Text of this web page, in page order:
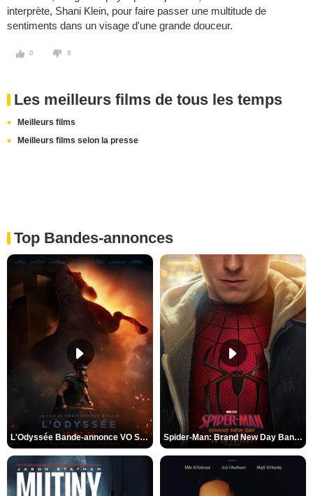
interprète, Shani Klein, pour faire passer une multitude de
sentiments dans un visage d'une grande douceur.
0 0
Les meilleurs films de tous les temps
Meilleurs films
Meilleurs films selon la presse
Top Bandes-annonces
L'Odyssée Bande-annonce VO STFR Spider-Man: Brand New Day Bande-annonce VO STFR